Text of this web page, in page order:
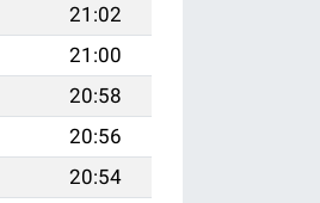
21:02
21:00
20:58
20:56
20:54